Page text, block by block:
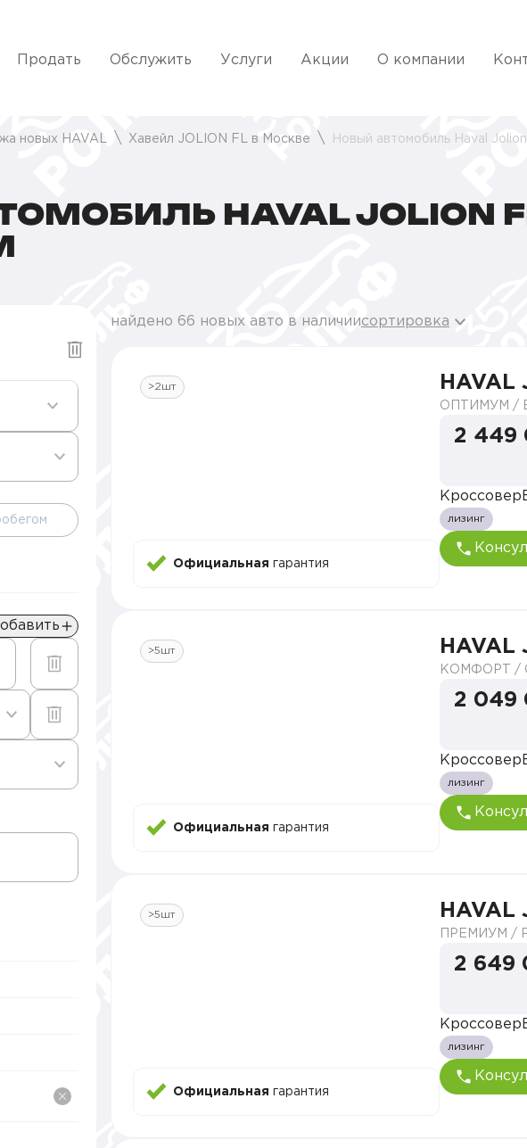
Продать Обслужить Услуги Акции О компании
новых HAVAL Хавейл JOLION FL в Москве Новый автомобиль Haval
HAVAL JOLION
найдено 66 новых авто в наличиисортировка
>2шт
Официальная гарантия
HAVAL
2 449
Кроссовер
лизинг
>5шт
Официальная гарантия
HAVAL
2 049
Кроссовер
лизинг
>5шт
Официальная гарантия
HAVAL
2 649
Кроссовер
лизинг